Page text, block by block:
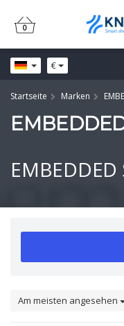
€
0
0
Startseite Marken
EMBEDDED
Am meisten angesehen